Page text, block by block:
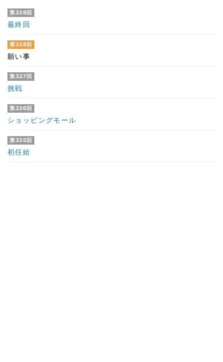
第339回
最終回
第338回
願い事
第337回
挑戦
第336回
ショッピングモール
第335回
初任給